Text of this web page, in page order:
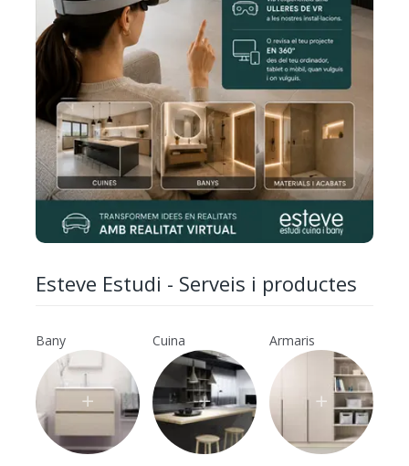
Esteve Estudi - Serveis i productes
Bany Cuina Armaris